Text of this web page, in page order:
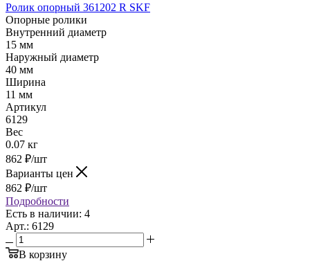
Ролик опорный 361202 R SKF
Опорные ролики
Внутренний диаметр
15 мм
Наружный диаметр
40 мм
Ширина
11 мм
Артикул
6129
Вес
0.07 кг
862 ₽/шт
Варианты цен
862 ₽/шт
Подробности
Есть в наличии: 4
Арт.: 6129
В корзину